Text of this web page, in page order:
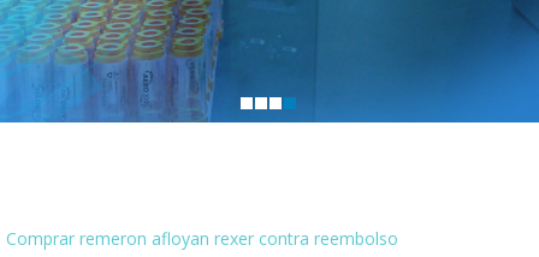
Comprar remeron afloyan rexer contra reembolso